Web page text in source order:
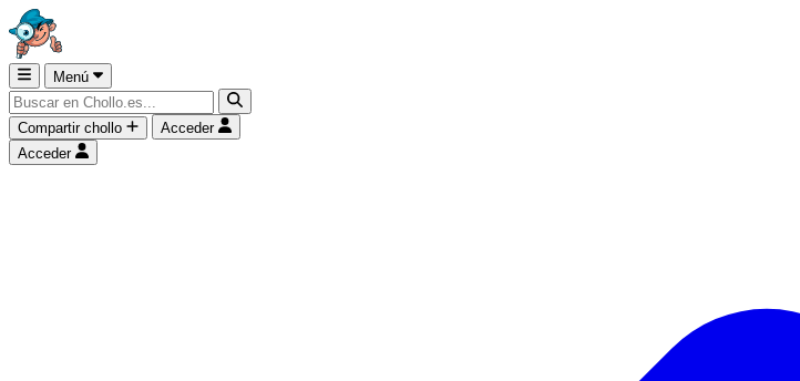
Menú
Compartir chollo
Acceder
Acceder